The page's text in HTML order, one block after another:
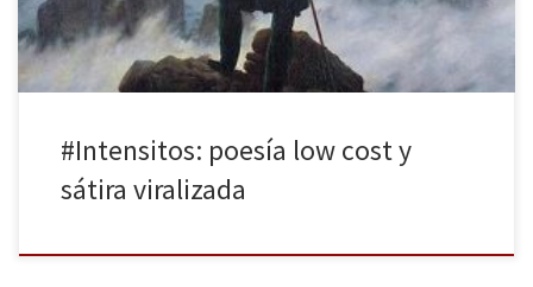
#Intensitos: poesía low cost y
sátira viralizada